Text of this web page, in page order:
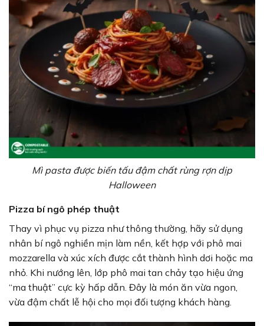
Mì pasta được biến tấu đậm chất rùng rợn dịp
Halloween
Pizza bí ngô phép thuật
Thay vì phục vụ pizza như thông thường, hãy sử dụng
nhân bí ngô nghiền mịn làm nền, kết hợp với phô mai
mozzarella và xúc xích được cắt thành hình dơi hoặc ma
nhỏ. Khi nướng lên, lớp phô mai tan chảy tạo hiệu ứng
“ma thuật” cực kỳ hấp dẫn. Đây là món ăn vừa ngon,
vừa đậm chất lễ hội cho mọi đối tượng khách hàng.